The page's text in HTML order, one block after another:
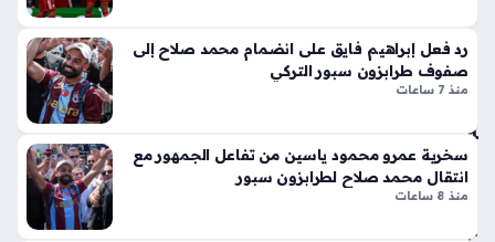
الإث
ني
شر
أس
طو
انة
ونا
عة
الق
اس
ة
تفت
ح
با
ب
رد فعل إبراهيم فايق على انضمام محمد صلاح إلى
صفوف طرابزون سبور التركي
منذ 7 ساعات
سخرية عمرو محمود ياسين من تفاعل الجمهور مع
انتقال محمد صلاح لطرابزون سبور
منذ 8 ساعات